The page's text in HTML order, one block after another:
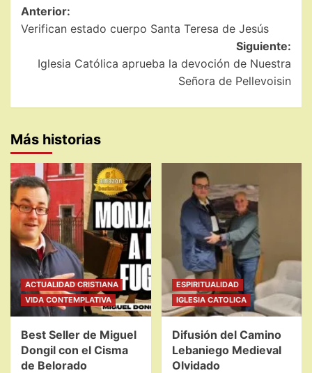
Navegación
de
entradas
Anterior:
Verifican estado cuerpo Santa Teresa de Jesús
Siguiente:
Iglesia Católica aprueba la devoción de Nuestra
Señora de Pellevoisin
Más historias
ACTUALIDAD CRISTIANA
VIDA CONTEMPLATIVA
Best Seller de Miguel
Dongil con el Cisma
de Belorado
ESPIRITUALIDAD
IGLESIA CATOLICA
Difusión del Camino
Lebaniego Medieval
Olvidado